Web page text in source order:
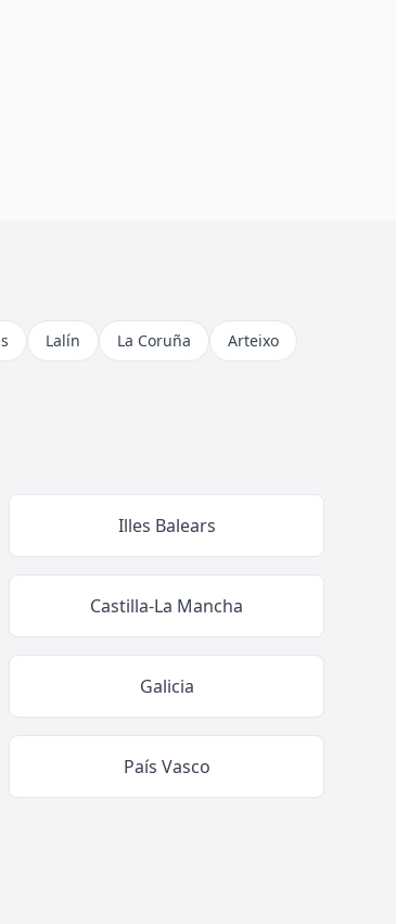
Lalín La Coruña
Arteixo
Illes Balears
Castilla-La Mancha
Galicia
País Vasco